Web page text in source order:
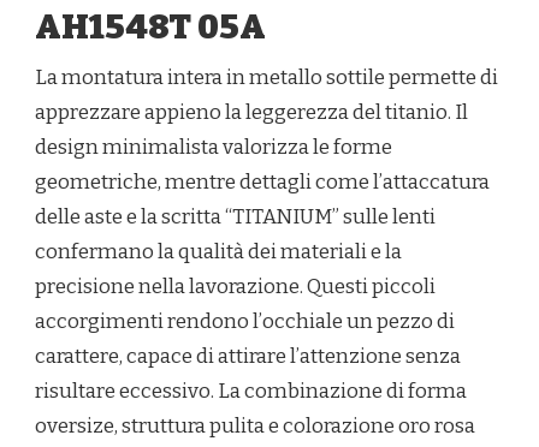
AH1548T 05A
La montatura intera in metallo sottile permette di
apprezzare appieno la leggerezza del titanio. Il
design minimalista valorizza le forme
geometriche, mentre dettagli come l’attaccatura
delle aste e la scritta “TITANIUM” sulle lenti
confermano la qualità dei materiali e la
precisione nella lavorazione. Questi piccoli
accorgimenti rendono l’occhiale un pezzo di
carattere, capace di attirare l’attenzione senza
risultare eccessivo. La combinazione di forma
oversize, struttura pulita e colorazione oro rosa